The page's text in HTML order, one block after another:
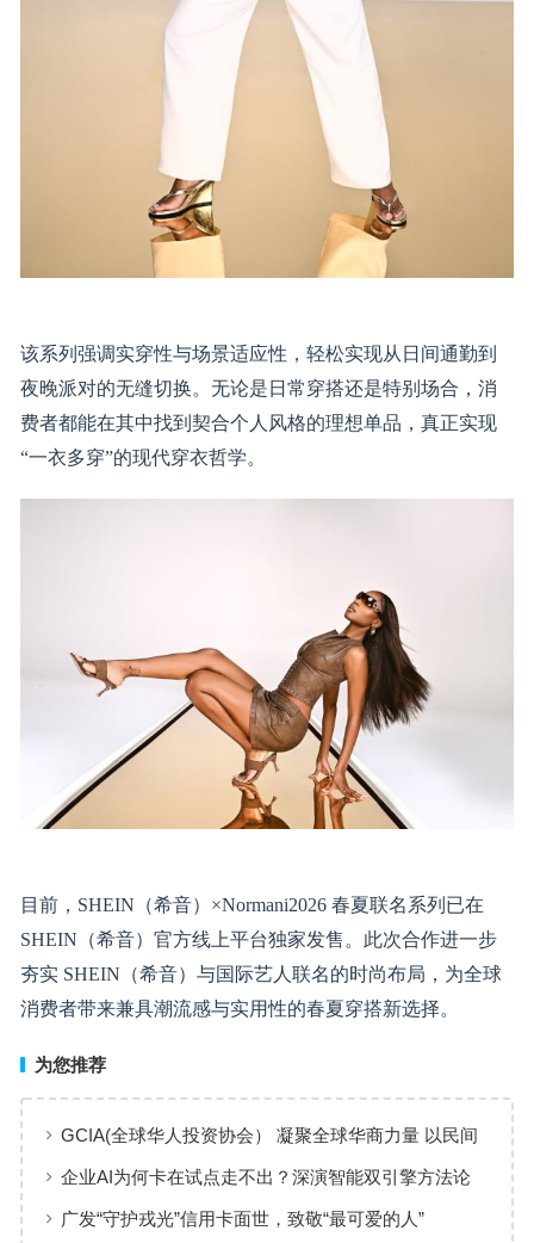
该系列强调实穿性与场景适应性，轻松实现从日间通勤到
夜晚派对的无缝切换。无论是日常穿搭还是特别场合，消
费者都能在其中找到契合个人风格的理想单品，真正实现
“一衣多穿”的现代穿衣哲学。
目前，SHEIN（希音）×Normani2026 春夏联名系列已在
SHEIN（希音）官方线上平台独家发售。此次合作进一步
夯实 SHEIN（希音）与国际艺人联名的时尚布局，为全球
消费者带来兼具潮流感与实用性的春夏穿搭新选择。
为您推荐
GCIA(全球华人投资协会） 凝聚全球华商力量 以民间
交流赋能从业者共同成长
企业AI为何卡在试点走不出？深演智能双引擎方法论
回答：卡点不在模型，而在使用方式
广发“守护戎光”信用卡面世，致敬“最可爱的人”